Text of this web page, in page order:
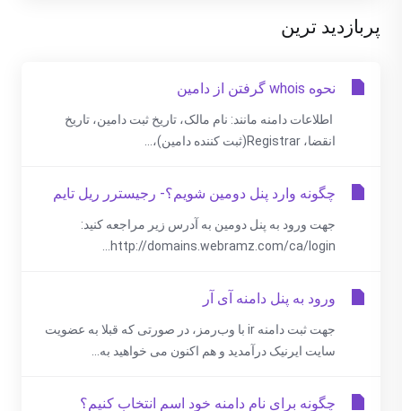
پربازدید ترین
نحوه whois گرفتن از دامین
اطلاعات دامنه مانند: نام مالک، تاریخ ثبت دامین، تاریخ
انقضا، Registrar(ثبت کننده دامین)،...
چگونه وارد پنل دومین شویم؟- رجیسترر ریل تایم
جهت ورود به پنل دومین به آدرس زیر مراجعه کنید:
http://domains.webramz.com/ca/login...
ورود به پنل دامنه آی آر
جهت ثبت دامنه ir با وب‌رمز، در صورتی که قبلا به عضویت
سایت ایرنیک درآمدید و هم اکنون می خواهید به...
چگونه برای نام دامنه خود اسم انتخاب کنیم؟